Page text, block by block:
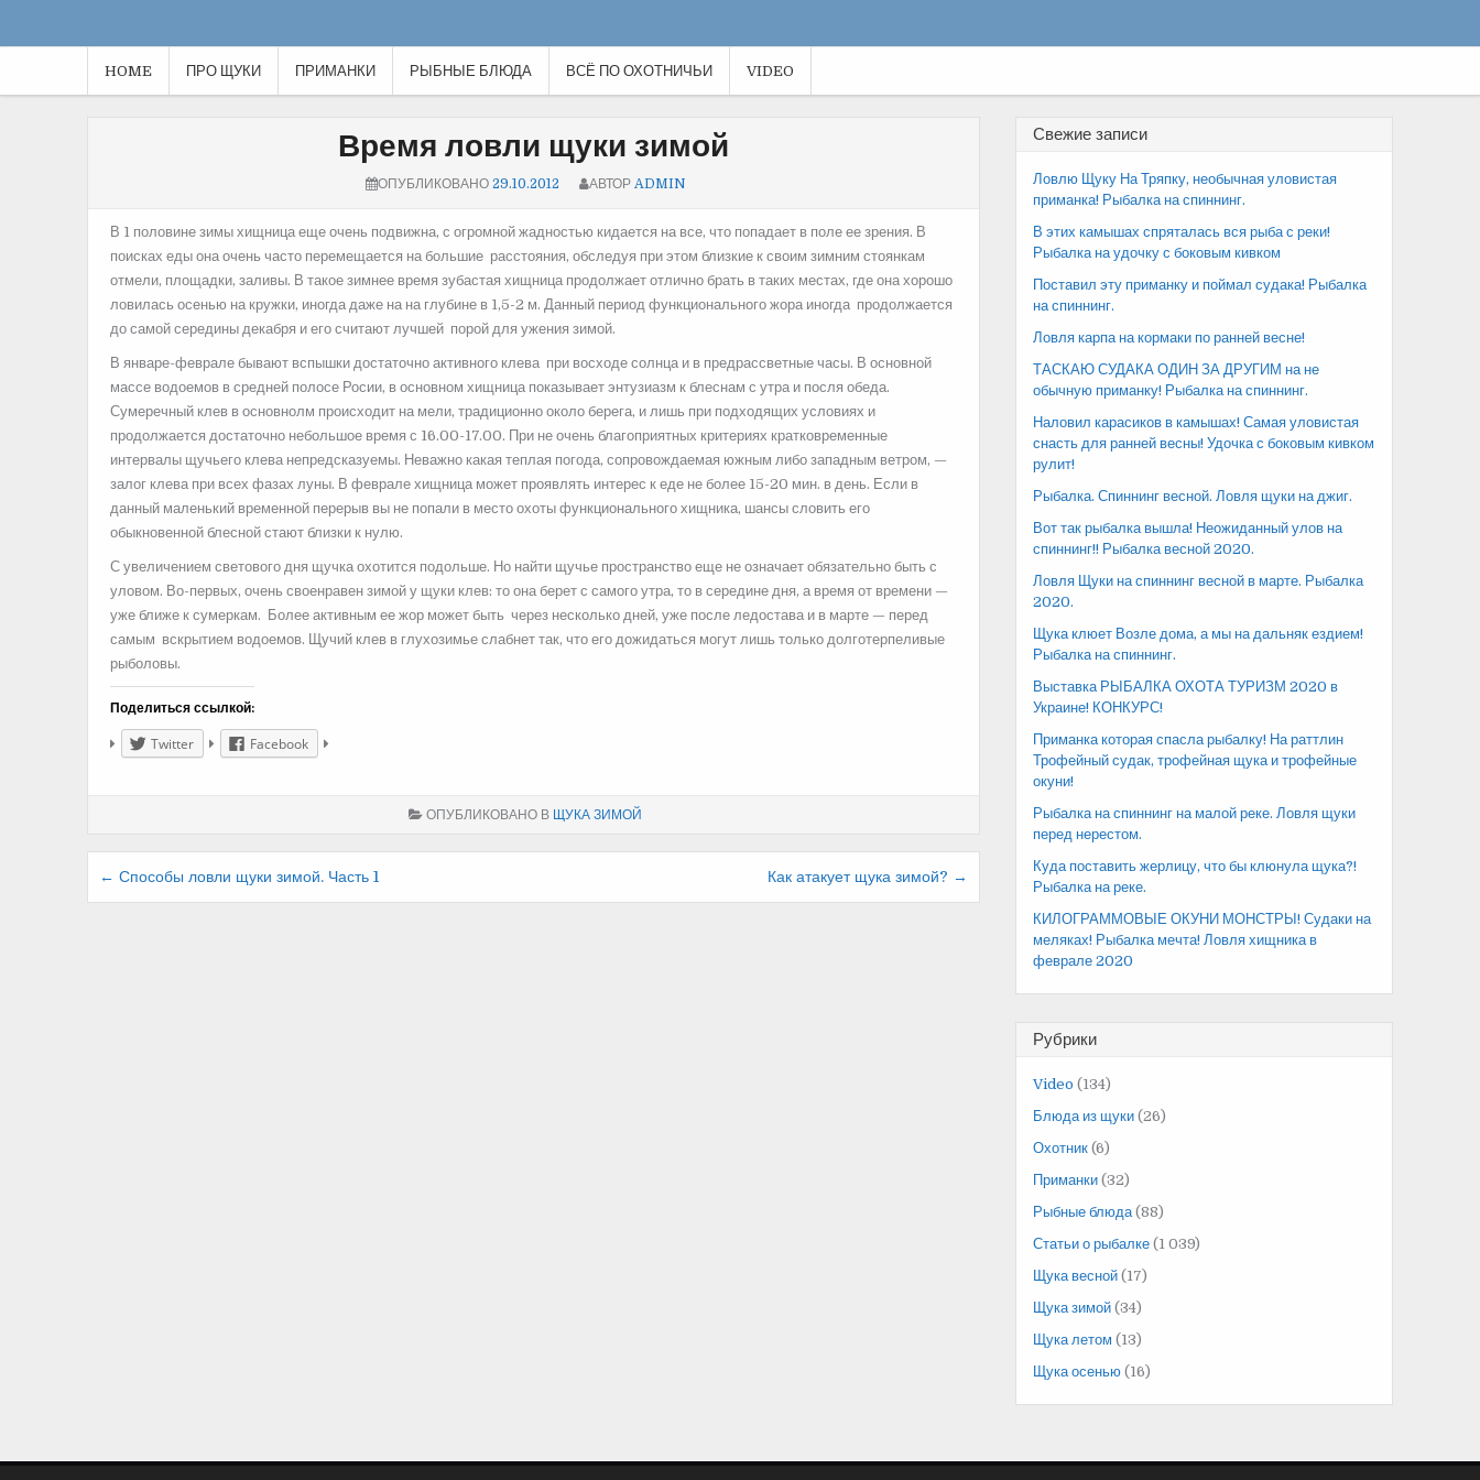
HOME ПРО ЩУКИ ПРИМАНКИ РЫБНЫЕ БЛЮДА ВСЁ ПО ОХОТНИЧЬИ VIDEO
Время ловли щуки зимой
ОПУБЛИКОВАНО 29.10.2012 АВТОР ADMIN
В 1 половине зимы хищница еще очень подвижна, с огромной жадностью кидается на все, что попадает в поле ее зрения. В
поисках еды она очень часто перемещается на большие расстояния, обследуя при этом близкие к своим зимним стоянкам
отмели, площадки, заливы. В такое зимнее время зубастая хищница продолжает отлично брать в таких местах, где она хорошо
ловилась осенью на кружки, иногда даже на на глубине в 1,5-2 м. Данный период функционального жора иногда продолжается
до самой середины декабря и его считают лучшей порой для ужения зимой.
В январе-феврале бывают вспышки достаточно активного клева при восходе солнца и в предрассветные часы. В основной
массе водоемов в средней полосе Росии, в основном хищница показывает энтузиазм к блеснам с утра и посля обеда.
Сумеречный клев в основнолм происходит на мели, традиционно около берега, и лишь при подходящих условиях и
продолжается достаточно небольшое время с 16.00-17.00. При не очень благоприятных критериях кратковременные
интервалы щучьего клева непредсказуемы. Неважно какая теплая погода, сопровождаемая южным либо западным ветром, —
залог клева при всех фазах луны. В феврале хищница может проявлять интерес к еде не более 15-20 мин. в день. Если в
данный маленький временной перерыв вы не попали в место охоты функционального хищника, шансы словить его
обыкновенной блесной стают близки к нулю.
С увеличением светового дня щучка охотится подольше. Но найти щучье пространство еще не означает обязательно быть с
уловом. Во-первых, очень своенравен зимой у щуки клев: то она берет с самого утра, то в середине дня, а время от времени —
уже ближе к сумеркам. Более активным ее жор может быть через несколько дней, уже после ледостава и в марте — перед
самым вскрытием водоемов. Щучий клев в глухозимье слабнет так, что его дожидаться могут лишь только долготерпеливые
рыболовы.
Поделиться ссылкой:
Twitter Facebook
ОПУБЛИКОВАНО В ЩУКА ЗИМОЙ
Навигация
← Способы ловли щуки зимой. Часть 1 Как атакует щука зимой? →
Свежие записи
Ловлю Щуку На Тряпку, необычная уловистая
приманка! Рыбалка на спиннинг.
В этих камышах спряталась вся рыба с реки!
Рыбалка на удочку с боковым кивком
Поставил эту приманку и поймал судака! Рыбалка
на спиннинг.
Ловля карпа на кормаки по ранней весне!
ТАСКАЮ СУДАКА ОДИН ЗА ДРУГИМ на не
обычную приманку! Рыбалка на спиннинг.
Наловил карасиков в камышах! Самая уловистая
снасть для ранней весны! Удочка с боковым кивком
рулит!
Рыбалка. Спиннинг весной. Ловля щуки на джиг.
Вот так рыбалка вышла! Неожиданный улов на
спиннинг!! Рыбалка весной 2020.
Ловля Щуки на спиннинг весной в марте. Рыбалка
2020.
Щука клюет Возле дома, а мы на дальняк ездием!
Рыбалка на спиннинг.
Выставка РЫБАЛКА ОХОТА ТУРИЗМ 2020 в
Украине! КОНКУРС!
Приманка которая спасла рыбалку! На раттлин
Трофейный судак, трофейная щука и трофейные
окуни!
Рыбалка на спиннинг на малой реке. Ловля щуки
перед нерестом.
Куда поставить жерлицу, что бы клюнула щука?!
Рыбалка на реке.
КИЛОГРАММОВЫЕ ОКУНИ МОНСТРЫ! Судаки на
меляках! Рыбалка мечта! Ловля хищника в
феврале 2020
Рубрики
Video (134)
Блюда из щуки (26)
Охотник (6)
Приманки (32)
Рыбные блюда(88)
Статьи о рыбалке (1 039)
Щука весной (17)
Щука зимой (34)
Щука летом (13)
Щука осенью (16)